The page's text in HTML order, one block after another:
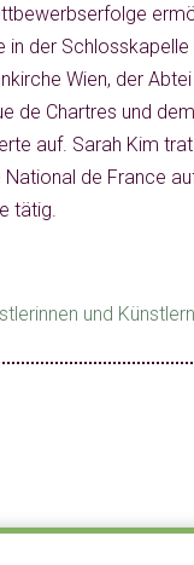
in der
Wien, der
de Chartres und
auf. Sarah Kim
de France
tätig.
und